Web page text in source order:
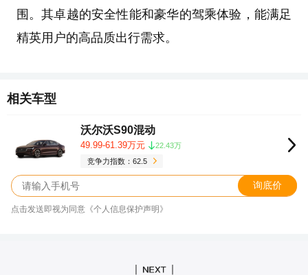
围。其卓越的安全性能和豪华的驾乘体验，能满足
精英用户的高品质出行需求。
相关车型
沃尔沃S90混动
49.99-61.39万元
22.43万
竞争力指数：62.5
询底价
点击发送即视为同意《个人信息保护声明》